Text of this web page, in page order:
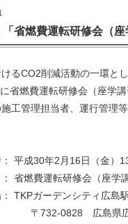
「省燃費運転研修会（
るCO2削減活動の一環と
省燃費運転研修会（座学講
工管理担当者、運行管理
平成30年2月16日（金）
省燃費運転研修会（座学講
： TKPガーデンシティ広
広島県広島市南区